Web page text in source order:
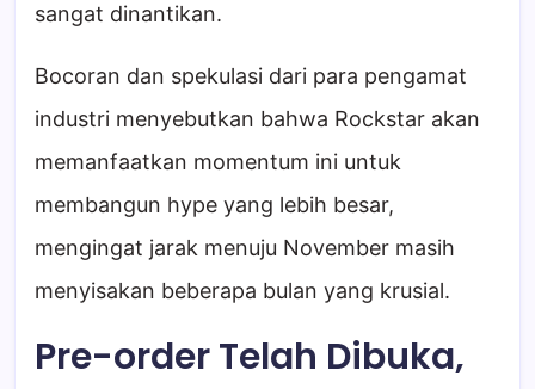
sangat dinantikan.
Bocoran dan spekulasi dari para pengamat
industri menyebutkan bahwa Rockstar akan
memanfaatkan momentum ini untuk
membangun hype yang lebih besar,
mengingat jarak menuju November masih
menyisakan beberapa bulan yang krusial.
Pre-order Telah Dibuka,